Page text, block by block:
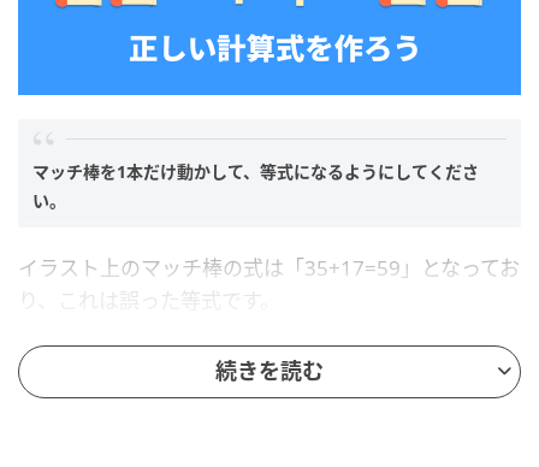
マッチ棒を1本だけ動かして、等式になるようにしてくださ
い。
イラスト上のマッチ棒の式は「35+17=59」となってお
り、これは誤った等式です。
マッチ棒をどのように動かせば正しい等式に修正できるか考え
続きを読む